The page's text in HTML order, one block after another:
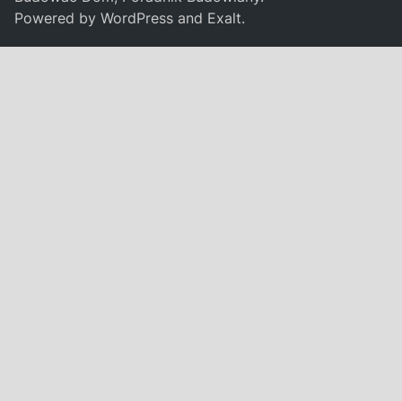
Powered byWordPress and Exalt.